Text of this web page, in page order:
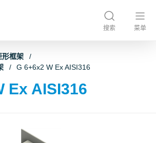
搜索 菜单
形框架
G 6+6x2 W Ex AISI316
Ex AISI316